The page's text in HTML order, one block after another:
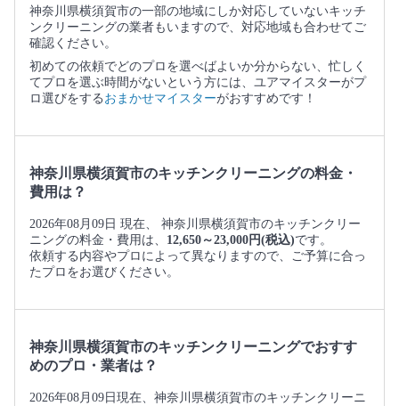
神奈川県横須賀市の一部の地域にしか対応していないキッチ
ンクリーニングの業者もいますので、対応地域も合わせてご
確認ください。
初めての依頼でどのプロを選べばよいか分からない、忙しく
てプロを選ぶ時間がないという方には、ユアマイスターがプ
ロ選びをする おまかせマイスターがおすすめです！
神奈川県横須賀市のキッチンクリーニングの料金・
費用は？
2026年08月09日 現在、 神奈川県横須賀市のキッチンクリー
ニングの料金・費用は、 12,650～23,000円(税込)です。
依頼する内容やプロによって異なりますので、ご予算に合っ
たプロをお選びください。
神奈川県横須賀市のキッチンクリーニングでおすす
めのプロ・業者は？
2026年08月09日現在、神奈川県横須賀市のキッチンクリーニ